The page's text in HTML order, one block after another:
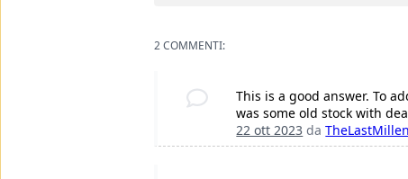
2 COMMENTI:
This is a good answer. To
was some old stock with
22 ott 2023 da